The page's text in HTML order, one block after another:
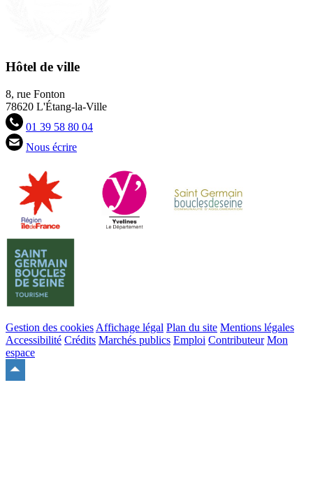
Hôtel de ville
8, rue Fonton
78620 L'Étang-la-Ville
01 39 58 80 04
Nous écrire
Gestion des cookies Affichage légal Plan du site Mentions légales
Accessibilité Crédits Marchés publics Emploi Contributeur Mon
espace